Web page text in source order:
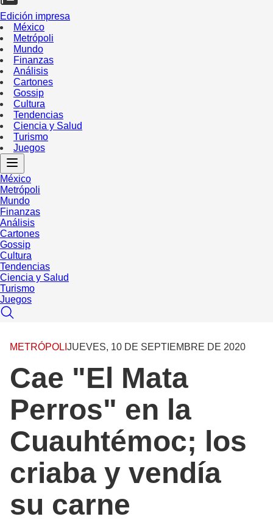
Edición impresa
México
Metrópoli
Mundo
Finanzas
Análisis
Cartones
Gossip
Cultura
Tendencias
Ciencia y Salud
Turismo
Juegos
México
Metrópoli
Mundo
Finanzas
Análisis
Cartones
Gossip
Cultura
Tendencias
Ciencia y Salud
Turismo
Juegos
METRÓPOLI JUEVES, 10 DE SEPTIEMBRE DE 2020
Cae "El Mata
Perros" en la
Cuauhtémoc; los
criaba y vendía
su carne